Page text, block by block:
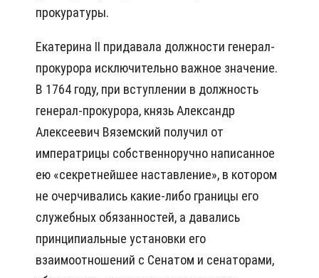
прокуратуры.
Екатерина II придавала должности генерал-
прокурора исключительно важное значение.
В 1764 году, при вступлении в должность
генерал-прокурора, князь Александр
Алексеевич Вяземский получил от
императрицы собственноручно написанное
ею «секретнейшее наставление», в котором
не очерчивались какие-либо границы его
служебных обязанностей, а давались
принципиальные установки его
взаимоотношений с Сенатом и сенаторами,